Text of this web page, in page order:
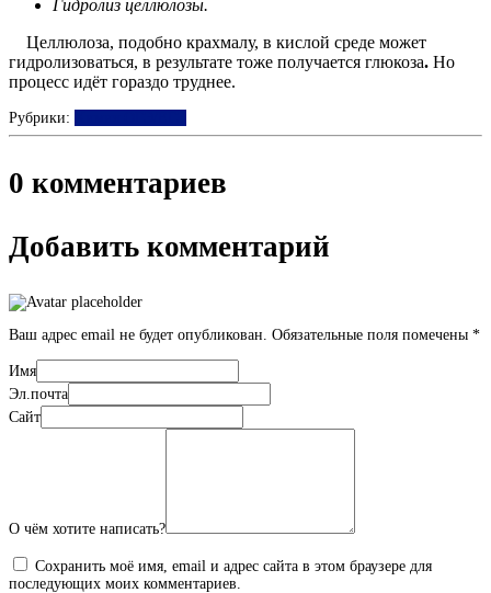
Гидролиз целлюлозы.
Целлюлоза, подобно крахмалу, в кислой среде может
гидролизоваться, в результате тоже получается глюкоза. Но
процесс идёт гораздо труднее.
Рубрики:
0 комментариев
Добавить комментарий
Ваш адрес email не будет опубликован. Обязательные поля помечены *
Имя
Эл.почта
Сайт
О чём хотите написать?
Сохранить моё имя, email и адрес сайта в этом браузере для
последующих моих комментариев.